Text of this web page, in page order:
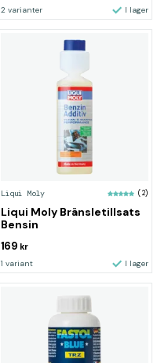
2 varianter I lager
Liqui Moly (2)
Liqui Moly Bränsletillsats
Bensin
169 kr
1 variant I lager